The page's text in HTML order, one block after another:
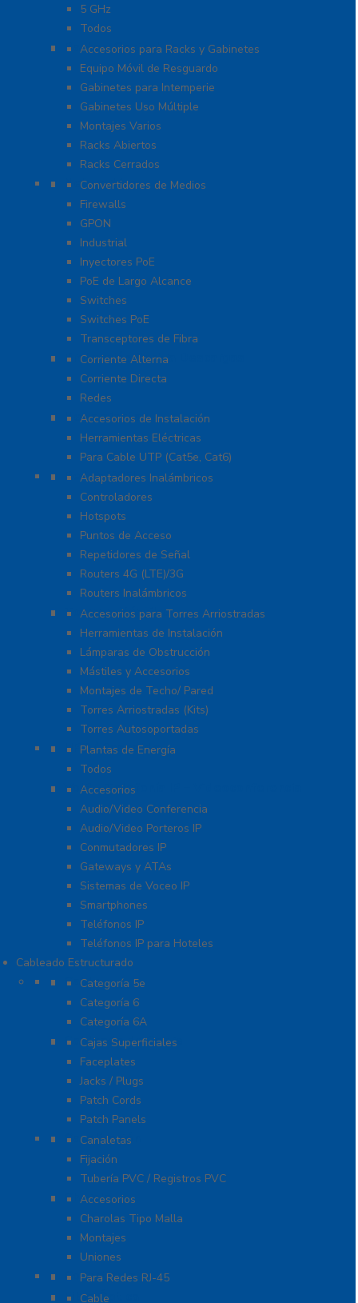
5 GHz
Todos
Racks y Gabinetes
Accesorios para Racks y Gabinetes
Equipo Móvil de Resguardo
Gabinetes para Intemperie
Gabinetes Uso Múltiple
Montajes Varios
Racks Abiertos
Racks Cerrados
Networking
Convertidores de Medios
Firewalls
GPON
Industrial
Inyectores PoE
PoE de Largo Alcance
Switches
Switches PoE
Transceptores de Fibra
Protección Contra Descargas
Corriente Alterna
Corriente Directa
Redes
Herramientas
Accesorios de Instalación
Herramientas Eléctricas
Para Cable UTP (Cat5e, Cat6)
Redes WIFI
Adaptadores Inalámbricos
Controladores
Hotspots
Puntos de Acceso
Repetidores de Señal
Routers 4G (LTE)/3G
Routers Inalámbricos
Torres y Mástiles
Accesorios para Torres Arriostradas
Herramientas de Instalación
Lámparas de Obstrucción
Mástiles y Accesorios
Montajes de Techo/ Pared
Torres Arriostradas (Kits)
Torres Autosoportadas
UPS / Respaldo
Plantas de Energía
Todos
VoIP – Telefonía IP – Videoconferencia
Accesorios
Audio/Video Conferencia
Audio/Video Porteros IP
Conmutadores IP
Gateways y ATAs
Sistemas de Voceo IP
Smartphones
Teléfonos IP
Teléfonos IP para Hoteles
Cableado Estructurado
Cable
Categoría 5e
Categoría 6
Categoría 6A
Cableado de Cobre
Cajas Superficiales
Faceplates
Jacks / Plugs
Patch Cords
Patch Panels
Canalización
Canaletas
Fijación
Tubería PVC / Registros PVC
Charola
Accesorios
Charolas Tipo Malla
Montajes
Uniones
Conectores
Para Redes RJ-45
Fibra Óptica
Cable